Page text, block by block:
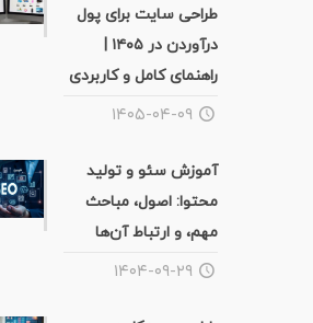
طراحی سایت برای پول
درآوردن در ۱۴۰۵ |
راهنمای کامل و کاربردی
۱۴۰۵-۰۴-۰۹
آموزش سئو و تولید
محتوا: اصول، مباحث
مهم، و ارتباط آن‌ها
۱۴۰۴-۰۹-۲۹